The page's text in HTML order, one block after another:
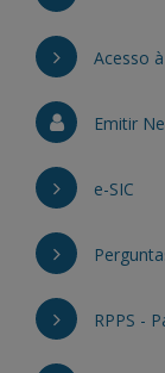
Acesso
Emitir
e-SIC
RPPS -